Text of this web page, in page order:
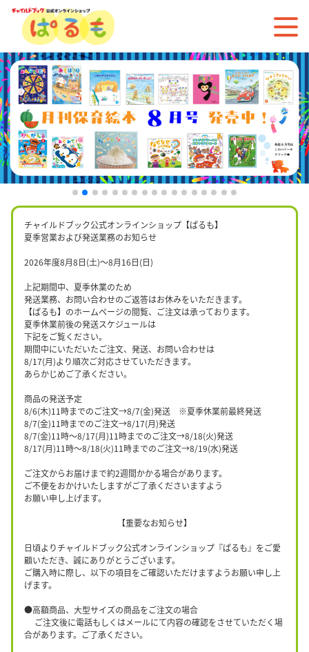
チャイルドブック公式オンラインショップ【ぱるも】
夏季営業および発送業務のお知らせ
2026年度8月8日(土)〜8月16日(日)
上記期間中、夏季休業のため
発送業務、お問い合わせのご返答はお休みをいただきます。
【ぱるも】のホームページの閲覧、ご注文は承っております。
夏季休業前後の発送スケジュールは
下記をご覧ください。
期間中にいただいたご注文、発送、お問い合わせは
8/17(月)より順次ご対応させていただきます。
あらかじめご了承ください。
商品の発送予定
8/6(木)11時までのご注文→8/7(金)発送 ※夏季休業前最終発送
8/7(金)11時までのご注文→8/17(月)発送
8/7(金)11時〜8/17(月)11時までのご注文→8/18(火)発送
8/17(月)11時〜8/18(火)11時までのご注文→8/19(水)発送
ご注文からお届けまで約2週間かかる場合があります。
ご不便をおかけいたしますがご了承くださいますよう
お願い申し上げます。
【重要なお知らせ】
日頃よりチャイルドブック公式オンラインショップ『ぱるも』をご愛
顧いただき、誠にありがとうございます。
ご購入時に際し、以下の項目をご確認いただけますようお願い申し上
げます。
●高額商品、大型サイズの商品をご注文の場合
ご注文後に電話もしくはメールにて内容の確認をさせていただく場
合があります。ご了承ください。